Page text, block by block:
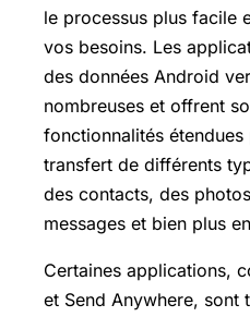
le processus plus facile
vos besoins. Les
des données Android
nombreuses et offrent
fonctionnalités
transfert de différents
des contacts, des
messages et bien plus
Certaines applications,
et Send Anywhere, sont